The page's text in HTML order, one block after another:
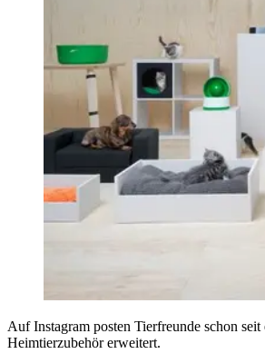
Auf Instagram posten Tierfreunde schon
Heimtierzubehör erweitert.